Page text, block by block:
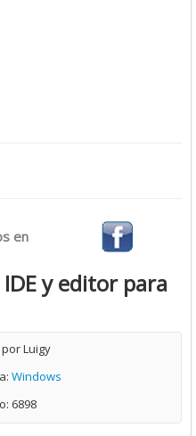
en
y editor para
porLuigy
Windows
6898